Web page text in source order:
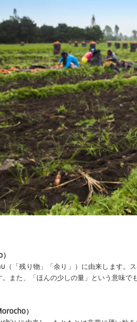
（「残り物」「余り」）に由来します。
。また、「ほんの少しの量」という意味
）